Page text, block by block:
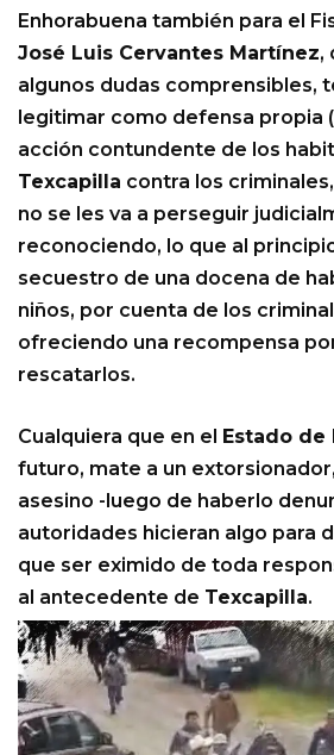
Enhorabuena también para el
José Luis Cervantes Martínez,
algunos dudas comprensibles,
legitimar como defensa propia (
acción contundente de los
Texcapilla contra los
no se les va a perseguir
reconociendo, lo que al
secuestro de una docena de
niños, por cuenta de los
ofreciendo una recompensa
rescatarlos.
Cualquiera que en el Estado de
futuro, mate a un
asesino -luego de haberlo
autoridades hicieran algo para
que ser eximido de toda
al antecedente de Texcapilla.